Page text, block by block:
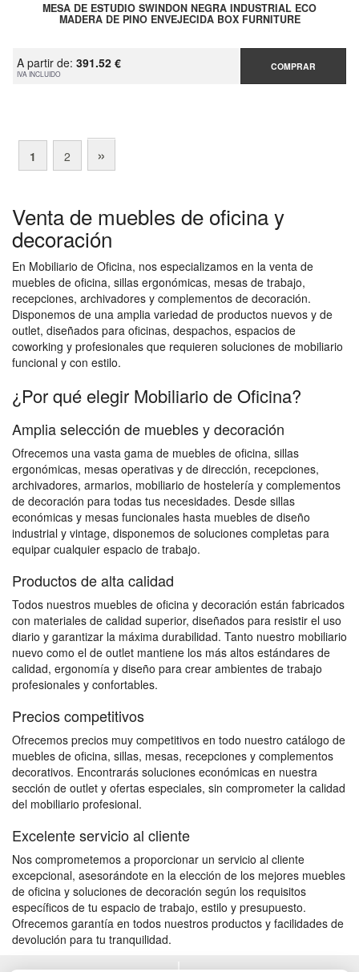
MESA DE ESTUDIO SWINDON NEGRA INDUSTRIAL ECO
MADERA DE PINO ENVEJECIDA BOX FURNITURE
A partir de: 391.52 €
IVA INCLUIDO
COMPRAR
1 2 »
Venta de muebles de oficina y
decoración
En Mobiliario de Oficina, nos especializamos en la venta de
muebles de oficina, sillas ergonómicas, mesas de trabajo,
recepciones, archivadores y complementos de decoración.
Disponemos de una amplia variedad de productos nuevos y de
outlet, diseñados para oficinas, despachos, espacios de
coworking y profesionales que requieren soluciones de mobiliario
funcional y con estilo.
¿Por qué elegir Mobiliario de Oficina?
Amplia selección de muebles y decoración
Ofrecemos una vasta gama de muebles de oficina, sillas
ergonómicas, mesas operativas y de dirección, recepciones,
archivadores, armarios, mobiliario de hostelería y complementos
de decoración para todas tus necesidades. Desde sillas
económicas y mesas funcionales hasta muebles de diseño
industrial y vintage, disponemos de soluciones completas para
equipar cualquier espacio de trabajo.
Productos de alta calidad
Todos nuestros muebles de oficina y decoración están fabricados
con materiales de calidad superior, diseñados para resistir el uso
diario y garantizar la máxima durabilidad. Tanto nuestro mobiliario
nuevo como el de outlet mantiene los más altos estándares de
calidad, ergonomía y diseño para crear ambientes de trabajo
profesionales y confortables.
Precios competitivos
Ofrecemos precios muy competitivos en todo nuestro catálogo de
muebles de oficina, sillas, mesas, recepciones y complementos
decorativos. Encontrarás soluciones económicas en nuestra
sección de outlet y ofertas especiales, sin comprometer la calidad
del mobiliario profesional.
Excelente servicio al cliente
Nos comprometemos a proporcionar un servicio al cliente
excepcional, asesorándote en la elección de los mejores muebles
de oficina y soluciones de decoración según los requisitos
específicos de tu espacio de trabajo, estilo y presupuesto.
Ofrecemos garantía en todos nuestros productos y facilidades de
devolución para tu tranquilidad.